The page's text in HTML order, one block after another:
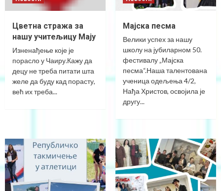
Цветна стража за
нашу учитељицу Мају
Изненађење које је
порасло у Чаиру.Кажу да
децу не треба питати шта
желе да буду кад порасту,
већ их треба...
Мајска песма
Велики успех за нашу
школу на јубиларном 50.
фестивалу „Мајска
песма“.Наша талентована
ученица одељења 4/2,
Нађа Христов, освојила је
другу...